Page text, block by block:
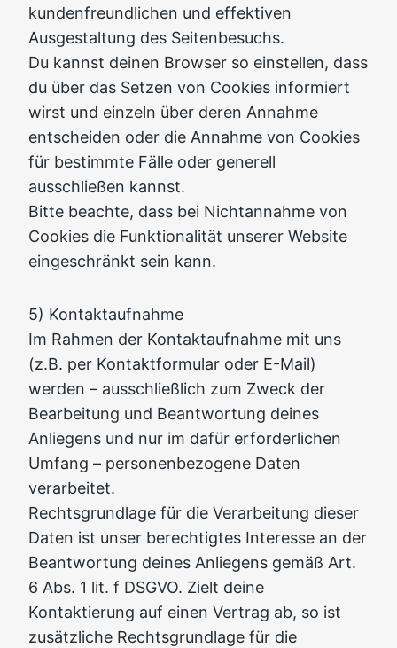
kundenfreundlichen und effektiven
Ausgestaltung des Seitenbesuchs.
Du kannst deinen Browser so einstellen, dass
du über das Setzen von Cookies informiert
wirst und einzeln über deren Annahme
entscheiden oder die Annahme von Cookies
für bestimmte Fälle oder generell
ausschließen kannst.
Bitte beachte, dass bei Nichtannahme von
Cookies die Funktionalität unserer Website
eingeschränkt sein kann.
5) Kontaktaufnahme
Im Rahmen der Kontaktaufnahme mit uns
(z.B. per Kontaktformular oder E-Mail)
werden – ausschließlich zum Zweck der
Bearbeitung und Beantwortung deines
Anliegens und nur im dafür erforderlichen
Umfang – personenbezogene Daten
verarbeitet.
Rechtsgrundlage für die Verarbeitung dieser
Daten ist unser berechtigtes Interesse an der
Beantwortung deines Anliegens gemäß Art.
6 Abs. 1 lit. f DSGVO. Zielt deine
Kontaktierung auf einen Vertrag ab, so ist
zusätzliche Rechtsgrundlage für die